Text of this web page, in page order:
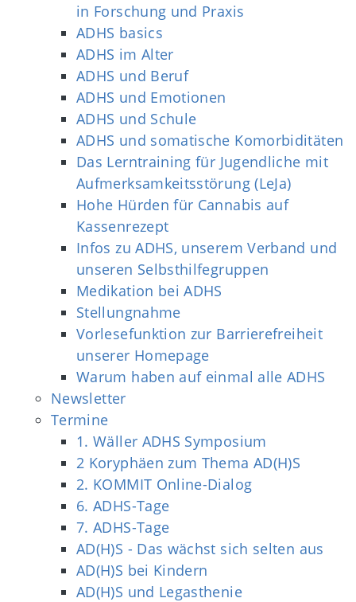
in Forschung und Praxis
ADHS basics
ADHS im Alter
ADHS und Beruf
ADHS und Emotionen
ADHS und Schule
ADHS und somatische Komorbiditäten
Das Lerntraining für Jugendliche mit
Aufmerksamkeitsstörung (LeJa)
Hohe Hürden für Cannabis auf
Kassenrezept
Infos zu ADHS, unserem Verband und
unseren Selbsthilfegruppen
Medikation bei ADHS
Stellungnahme
Vorlesefunktion zur Barrierefreiheit
unserer Homepage
Warum haben auf einmal alle ADHS
Newsletter
Termine
1. Wäller ADHS Symposium
2 Koryphäen zum Thema AD(H)S
2. KOMMIT Online-Dialog
6. ADHS-Tage
7. ADHS-Tage
AD(H)S - Das wächst sich selten aus
AD(H)S bei Kindern
AD(H)S und Legasthenie